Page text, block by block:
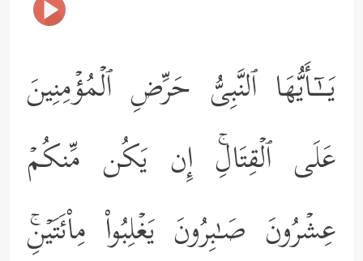
یَــٰۤـأَیُّهَا ٱلنَّبِیُّ حَرِّضِ ٱلۡمُؤۡمِنِینَ
عَلَى ٱلۡقِتَالِۚ إِن یَكُن مِّنكُمۡ
عِشۡرُونَ صَـٰبِرُونَ یَغۡلِبُواْ مِاْئَتَیۡنِۚ